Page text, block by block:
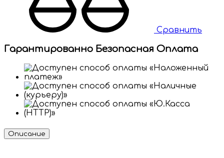
Сравнить
Гарантированно Безопасная Оплата
Описание